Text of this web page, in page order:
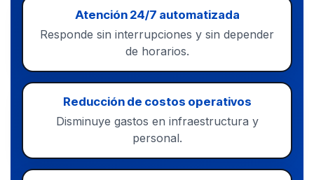
Atención 24/7 automatizada
Responde sin interrupciones y sin depender
de horarios.
Reducción de costos operativos
Disminuye gastos en infraestructura y
personal.